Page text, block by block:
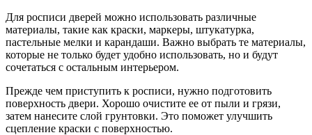
Для росписи дверей можно использовать различные
материалы, такие как краски, маркеры, штукатурка,
пастельные мелки и карандаши. Важно выбрать те материалы,
которые не только будет удобно использовать, но и будут
сочетаться с остальным интерьером.
Прежде чем приступить к росписи, нужно подготовить
поверхность двери. Хорошо очистите ее от пыли и грязи,
затем нанесите слой грунтовки. Это поможет улучшить
сцепление краски с поверхностью.